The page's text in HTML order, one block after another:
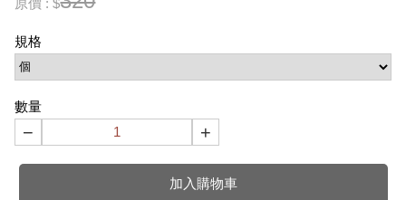
原價 : $
規格
數量
− +
加入購物車